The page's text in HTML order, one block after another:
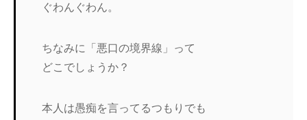
ぐわんぐわん。
ちなみに「悪口の境界線」って
どこでしょうか？
本人は愚痴を言ってるつもりでも